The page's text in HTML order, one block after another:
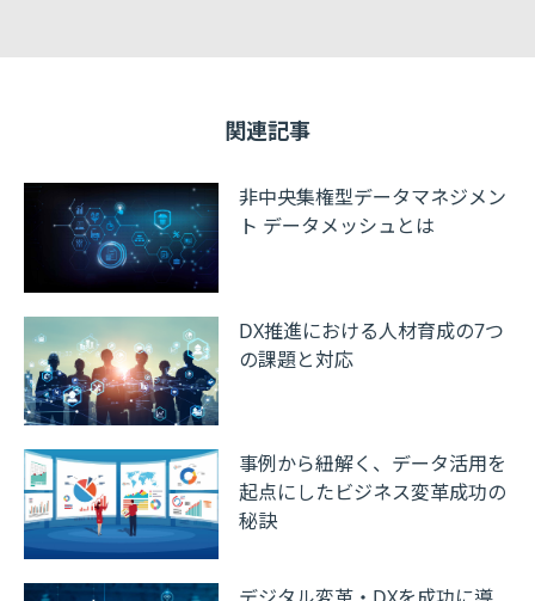
関連記事
非中央集権型データマネジメン
ト データメッシュとは
DX推進における人材育成の7つ
の課題と対応
事例から紐解く、データ活用を
起点にしたビジネス変革成功の
秘訣